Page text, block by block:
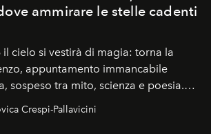
ammirare le stelle cadenti
il cielo si vestirà di magia: torna la
, appuntamento immancabile
sospeso tra mito, scienza e poesia.
il passaggio delle
Crespi-Pallavicini